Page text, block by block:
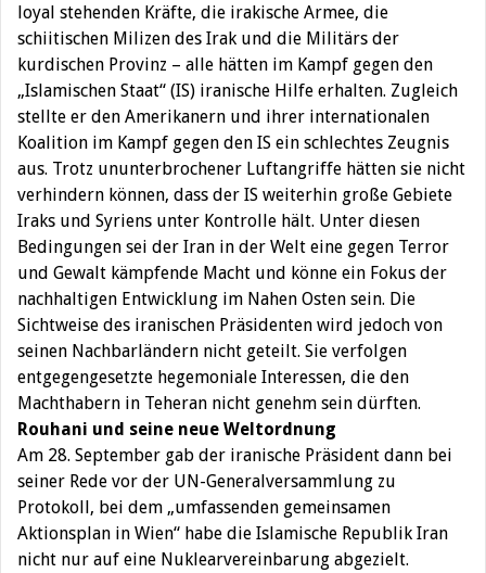
loyal stehenden Kräfte, die irakische Armee, die
schiitischen Milizen des Irak und die Militärs der
kurdischen Provinz – alle hätten im Kampf gegen den
„Islamischen Staat“ (IS) iranische Hilfe erhalten. Zugleich
stellte er den Amerikanern und ihrer internationalen
Koalition im Kampf gegen den IS ein schlechtes Zeugnis
aus. Trotz ununterbrochener Luftangriffe hätten sie nicht
verhindern können, dass der IS weiterhin große Gebiete
Iraks und Syriens unter Kontrolle hält. Unter diesen
Bedingungen sei der Iran in der Welt eine gegen Terror
und Gewalt kämpfende Macht und könne ein Fokus der
nachhaltigen Entwicklung im Nahen Osten sein. Die
Sichtweise des iranischen Präsidenten wird jedoch von
seinen Nachbarländern nicht geteilt. Sie verfolgen
entgegengesetzte hegemoniale Interessen, die den
Machthabern in Teheran nicht genehm sein dürften.
Rouhani und seine neue Weltordnung
Am 28. September gab der iranische Präsident dann bei
seiner Rede vor der UN-Generalversammlung zu
Protokoll, bei dem „umfassenden gemeinsamen
Aktionsplan in Wien“ habe die Islamische Republik Iran
nicht nur auf eine Nuklearvereinbarung abgezielt.